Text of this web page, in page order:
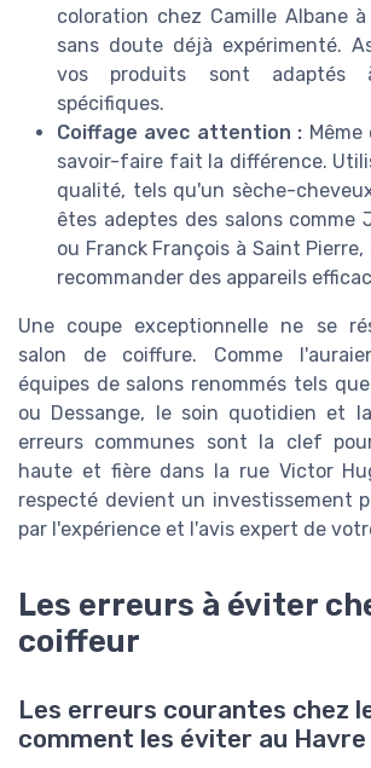
coloration chez Camille Albane
sans doute déjà expérimenté.
vos produits sont adaptés
spécifiques.
Coiffage avec attention :
savoir-faire fait la différence.
qualité, tels qu'un sèche-
êtes adeptes des salons comme
ou Franck François à Saint
recommander des appareils
Une coupe exceptionnelle ne se
salon de coiffure. Comme
équipes de salons renommés tels
ou Dessange, le soin quotidien et
erreurs communes sont la clef
haute et fière dans la rue Victor
respecté devient un investissement
par l'expérience et l'avis expert de
Les erreurs à éviter
coiffeur
Les erreurs courantes chez
comment les éviter au Havre